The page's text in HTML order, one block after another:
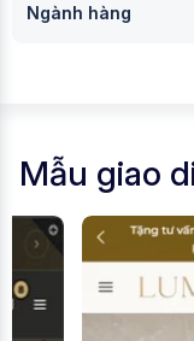
Ngành hàng
Mẫu giao